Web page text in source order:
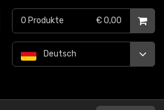
Deutsch
0 Produkte € 0,00